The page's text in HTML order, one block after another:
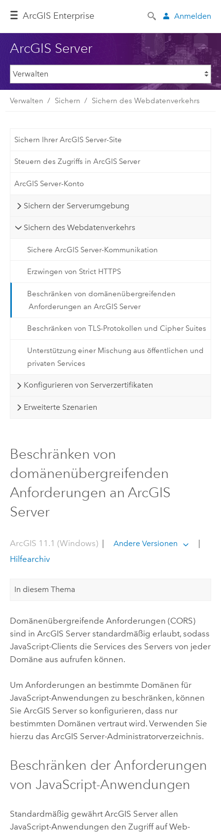
ArcGIS Enterprise Anmelden
ArcGIS Server
Verwalten Sichern Sichern des Webdatenverkehrs
Sichern Ihrer ArcGIS Server-Site
Steuern des Zugriffs in ArcGIS Server
ArcGIS Server-Konto
Sichern der Serverumgebung
Sichern des Webdatenverkehrs
Sichere ArcGIS Server-Kommunikation
Erzwingen von Strict HTTPS
Beschränken von domänenübergreifenden
Anforderungen an ArcGIS Server
Beschränken von TLS-Protokollen und Cipher Suites
Unterstützung einer Mischung aus öffentlichen und
privaten Services
Konfigurieren von Serverzertifikaten
Erweiterte Szenarien
Beschränken von
domänenübergreifenden
Anforderungen an ArcGIS
Server
ArcGIS 11.1 (Windows)| Andere Versionen
Hilfearchiv
In diesem Thema
Domänenübergreifende Anforderungen (CORS)
sind in ArcGIS Serverstandardmäßig erlaubt, sodass
JavaScript-Clients die Services des Servers von jeder
Domäne aus aufrufen können.
Um Anforderungen an bestimmte Domänen für
JavaScript-Anwendungen zu beschränken, können
Sie ArcGIS Serverso konfigurieren, dass nur
bestimmten Domänen vertraut wird. Verwenden Sie
hierzu das ArcGIS Server-Administratorverzeichnis.
Beschränken der Anforderungen
von JavaScript-Anwendungen
Standardmäßig gewährt ArcGIS Serverallen
JavaScript-Anwendungen den Zugriff auf Web-